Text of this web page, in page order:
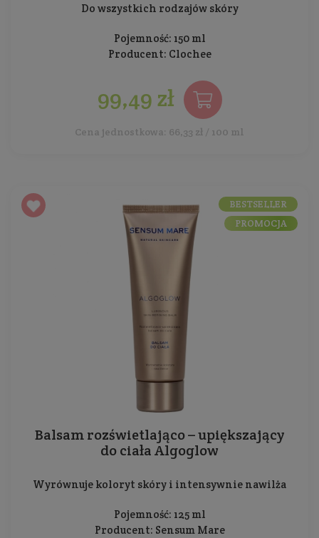
Do wszystkich rodzajów skóry
Pojemność: 150 ml
Producent: Clochee
99,49 zł
Cena jednostkowa: 66,33 zł / 100 ml
Balsam rozświetlająco – upiększający
do ciała Algoglow
Wyrównuje koloryt skóry i intensywnie nawilża
Pojemność: 125 ml
Producent: Sensum Mare
BESTSELLER
PROMOCJA